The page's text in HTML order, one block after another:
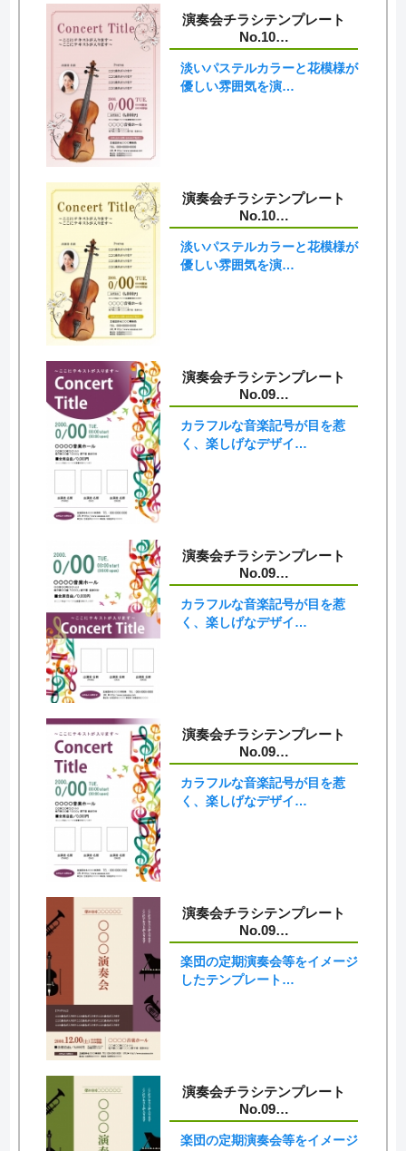
演奏会チラシテンプレート
No.10…
淡いパステルカラーと花模様が
優しい雰囲気を演…
演奏会チラシテンプレート
No.10…
淡いパステルカラーと花模様が
優しい雰囲気を演…
演奏会チラシテンプレート
No.09…
カラフルな音楽記号が目を惹
く、楽しげなデザイ…
演奏会チラシテンプレート
No.09…
カラフルな音楽記号が目を惹
く、楽しげなデザイ…
演奏会チラシテンプレート
No.09…
カラフルな音楽記号が目を惹
く、楽しげなデザイ…
演奏会チラシテンプレート
No.09…
楽団の定期演奏会等をイメージ
したテンプレート…
演奏会チラシテンプレート
No.09…
楽団の定期演奏会等をイメージ